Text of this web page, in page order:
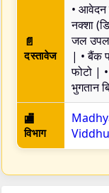
📄
दस्तावेज
• आवेदन
नक्शा
जल
| • बैंक
फोटो |
भुगतान
🏬
विभाग